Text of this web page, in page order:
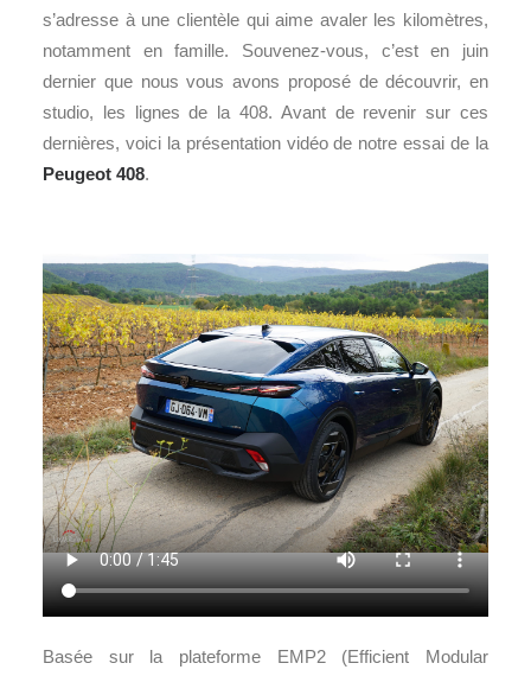
s’adresse à une clientèle qui aime avaler les kilomètres,
notamment en famille. Souvenez-vous, c’est en juin
dernier que nous vous avons proposé de découvrir, en
studio, les lignes de la 408. Avant de revenir sur ces
dernières, voici la présentation vidéo de notre essai de la
Peugeot 408.
Basée sur la plateforme EMP2 (Efficient Modular